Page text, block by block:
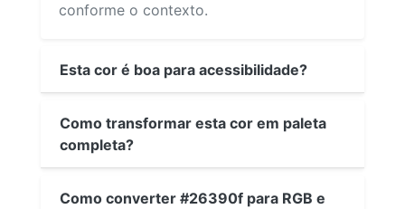
conforme o contexto.
Esta cor é boa para acessibilidade?
Como transformar esta cor em paleta
completa?
Como converter #26390f para RGB e